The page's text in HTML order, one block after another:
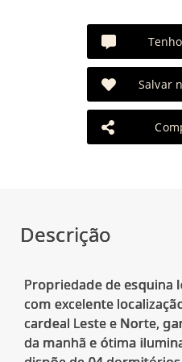
Salvar
Descrição
Propriedade de esquina
com excelente
cardeal Leste e Norte,
da manhã e ótima